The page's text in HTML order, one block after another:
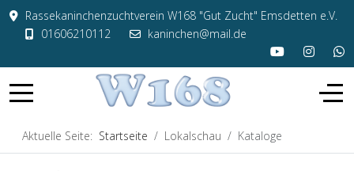
Rassekaninchenzuchtverein W168 "Gut Zucht" Emsdetten e.V.
01606210112
kaninchen@mail.de
Aktuelle Seite: Startseite Lokalschau Kataloge